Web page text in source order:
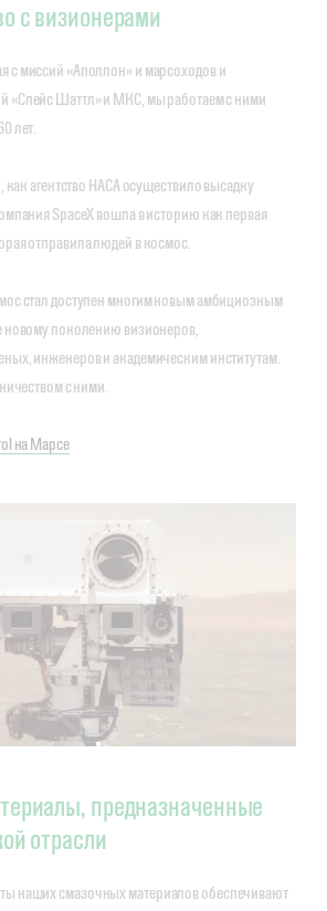
с визионерами
с миссий «Аполлон» и марсоходов и
«Спейс Шаттл» и МКС, мы работаем с ними
лет.
как агентство НАСА осуществило высадку
SpaceX вошла в историю как первая
отправила людей в космос.
стал доступен многим новым амбициозным
новому поколению визионеров,
инженеров и академическим институтам.
с ними.
на Марсе
предназначенные
отрасли
наших смазочных материалов обеспечивают